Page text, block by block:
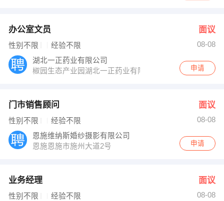
办公室文员 面议
性别不限 经验不限
08-08
湖北一正药业有限公司
椒园生态产业园湖北一正药业有限公司
申请
门市销售顾问 面议
性别不限 经验不限
08-08
恩施维纳斯婚纱摄影有限公司
恩施恩施市施州大道2号
申请
业务经理 面议
性别不限 经验不限
08-08